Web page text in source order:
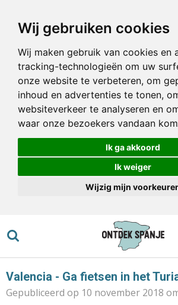
Wij gebruiken cookies
Wij maken gebruik van cookies en
tracking-technologieën om uw
onze website te verbeteren, om
inhoud en advertenties te tonen,
websiteverkeer te analyseren en
waar onze bezoekers vandaan
Ik ga akkoord
Ik weiger
Wijzig mijn
direct
hoofdinhoud
Valencia - Ga fietsen in het
Gepubliceerd op 10 november 2018